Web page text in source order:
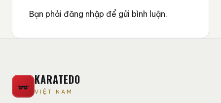
Bạn phải đăng nhập để gửi bình luận.
KARATEDO
VIỆT NAM